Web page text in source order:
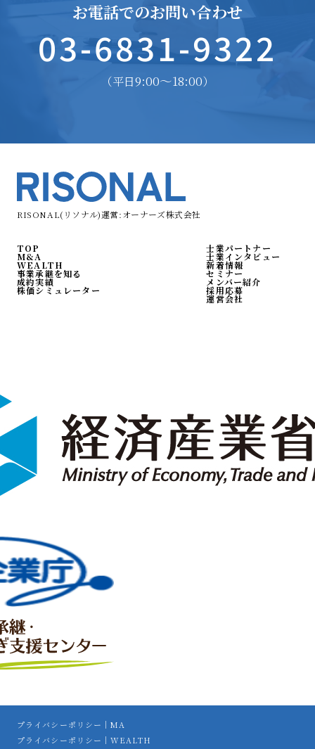
お電話でのお問い合わせ
03-6831-9322
（平日9:00〜18:00）
RISONAL(リソナル)運営:オーナーズ株式会社
TOP
M&A
WEALTH
事業承継を知る
成約実績
株価シミュレーター
士業パートナー
士業インタビュー
新着情報
セミナー
メンバー紹介
採用応募
運営会社
プライバシーポリシー｜MA
プライバシーポリシー｜WEALTH